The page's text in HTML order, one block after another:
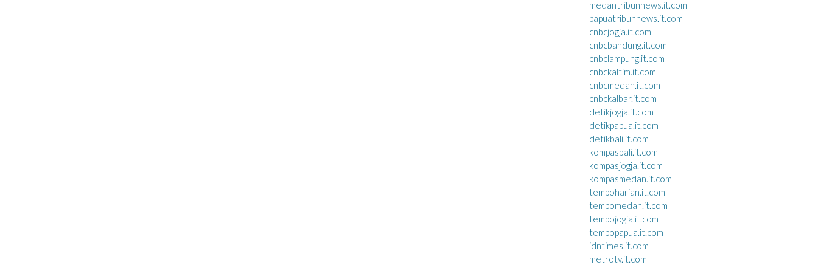
medantribunnews.it.com
papuatribunnews.it.com
cnbcjogja.it.com
cnbcbandung.it.com
cnbclampung.it.com
cnbckaltim.it.com
cnbcmedan.it.com
cnbckalbar.it.com
detikjogja.it.com
detikpapua.it.com
detikbali.it.com
kompasbali.it.com
kompasjogja.it.com
kompasmedan.it.com
tempoharian.it.com
tempomedan.it.com
tempojogja.it.com
tempopapua.it.com
idntimes.it.com
metrotv.it.com